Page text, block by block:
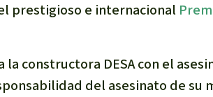
prestigioso e internacional
constructora DESA con el
del asesinato de su